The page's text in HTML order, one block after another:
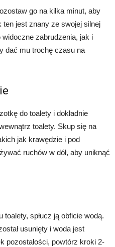
go na kilka minut, aby
ten jest znany ze swojej silnej
widoczne zabrudzenia, jak i
dać mu trochę czasu na
do toalety i dokładnie
toalety. Skup się na
jak krawędzie i pod
ruchów w dół, aby uniknąć
spłucz ją obficie wodą.
usunięty i woda jest
pozostałości, powtórz kroki 2-